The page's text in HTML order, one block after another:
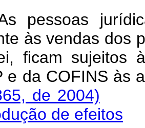
pessoas
às vendas dos
ficam sujeitos
e da COFINS
de 2004)
de efeitos